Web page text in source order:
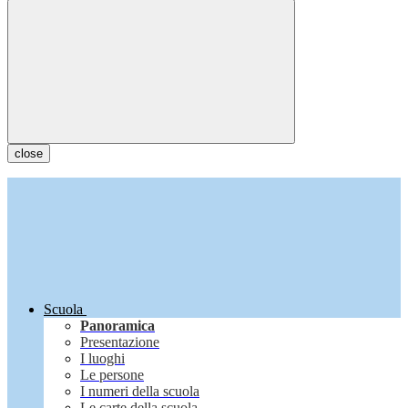
close
Scuola
Panoramica
Presentazione
I luoghi
Le persone
I numeri della scuola